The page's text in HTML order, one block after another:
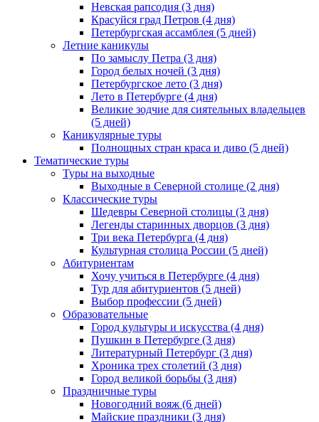
Невская рапсодия (3 дня)
Красуйся град Петров (4 дня)
Петербургская ассамблея (5 дней)
Летние каникулы
По замыслу Петра (3 дня)
Город белых ночей (3 дня)
Петербургское лето (3 дня)
Лето в Петербурге (4 дня)
Великие зодчие для сиятельных владельцев
(5 дней)
Каникулярные туры
Полнощных стран краса и диво (5 дней)
Тематические туры
Туры на выходные
Выходные в Северной столице (2 дня)
Классические туры
Шедевры Северной столицы (3 дня)
Легенды старинных дворцов (3 дня)
Три века Петербурга (4 дня)
Культурная столица России (5 дней)
Абитуриентам
Хочу учиться в Петербурге (4 дня)
Тур для абитуриентов (5 дней)
Выбор профессии (5 дней)
Образовательные
Город культуры и искусства (4 дня)
Пушкин в Петербурге (3 дня)
Литературный Петербург (3 дня)
Хроника трех столетий (3 дня)
Город великой борьбы (3 дня)
Праздничные туры
Новогодний вояж (6 дней)
Майские праздники (3 дня)